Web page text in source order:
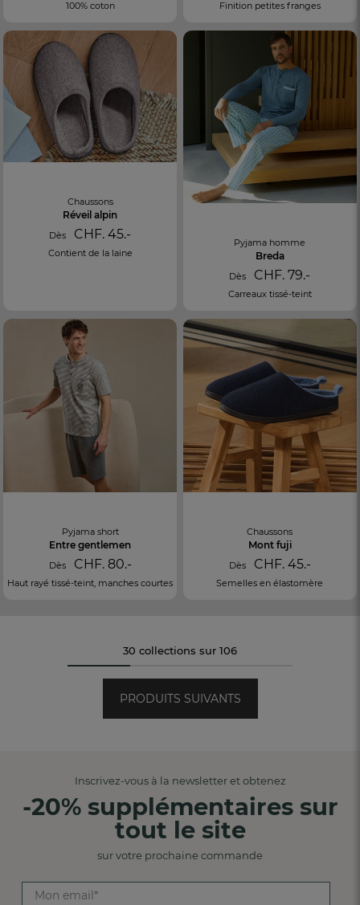
100% coton Finition petites franges
Chaussons
Réveil alpin
Dès CHF. 45.-
Contient de la laine
Pyjama homme
Breda
Dès CHF. 79.-
Carreaux tissé-teint
Pyjama short
Entre gentlemen
Dès CHF. 80.-
Haut rayé tissé-teint, manches courtes
Chaussons
Mont fuji
Dès CHF. 45.-
Semelles en élastomère
30 collections sur 106
PRODUITS SUIVANTS
Inscrivez-vous à la newsletter et obtenez
-20% supplémentaires sur
tout le site
sur votre prochaine commande